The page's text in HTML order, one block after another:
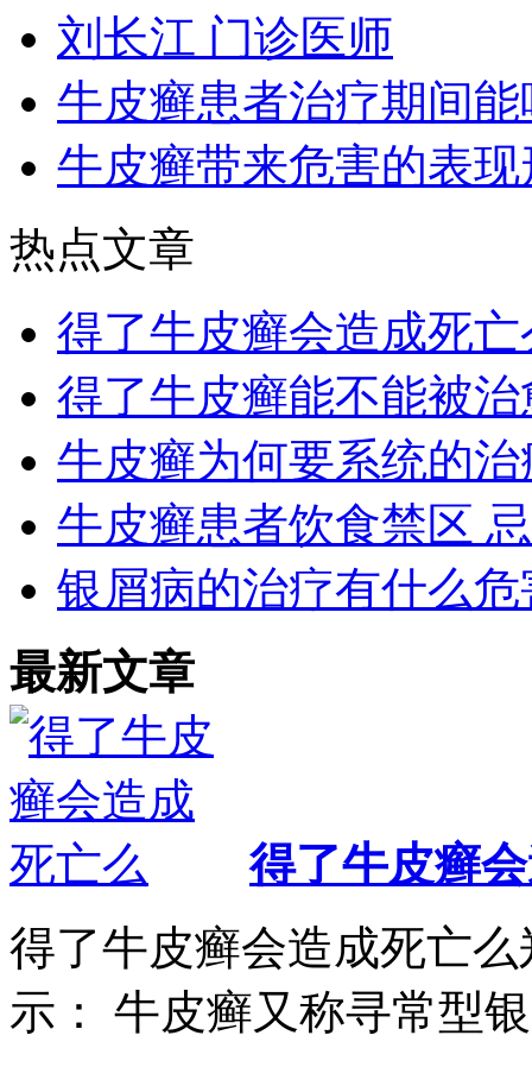
刘长江 门诊医师
牛皮癣患者治疗期间
牛皮癣带来危害的表
热点文章
得了牛皮癣会造成死亡
得了牛皮癣能不能被
牛皮癣为何要系统的治
牛皮癣患者饮食禁区
银屑病的治疗有什么危
最新文章
得了牛皮癣
得了牛皮癣会造成死亡
示： 牛皮癣又称寻常型